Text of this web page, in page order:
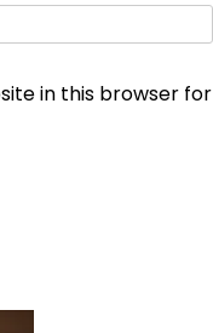
in this browser for